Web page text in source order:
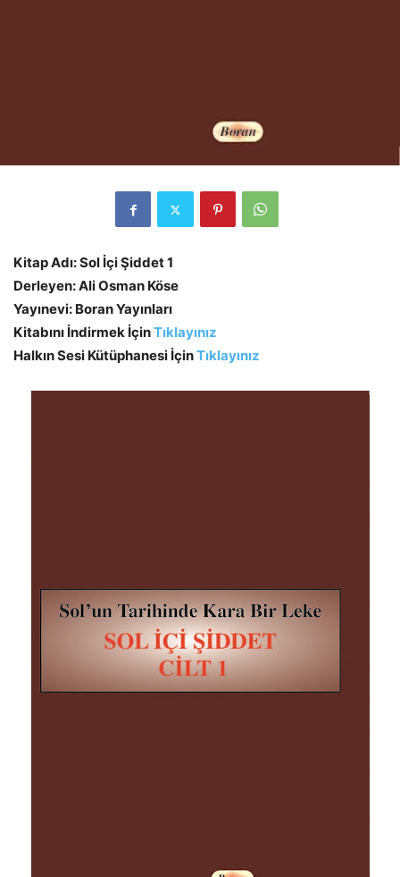
Kitap Adı: Sol İçi Şiddet 1
Derleyen: Ali Osman Köse
Yayınevi: Boran Yayınları
Kitabını İndirmek İçinTıklayınız
Halkın Sesi Kütüphanesi İçinTıklayınız